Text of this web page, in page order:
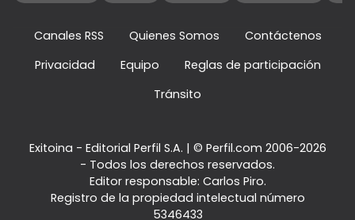
Canales RSS Quienes Somos
Contáctenos
Privacidad
Equipo
Reglas de participación
Tránsito
Exitoina - Editorial Perfil S.A. | © Perfil.com 2006-2026
- Todos los derechos reservados.
Editor responsable: Carlos Piro.
Registro de la propiedad intelectual número
5346433